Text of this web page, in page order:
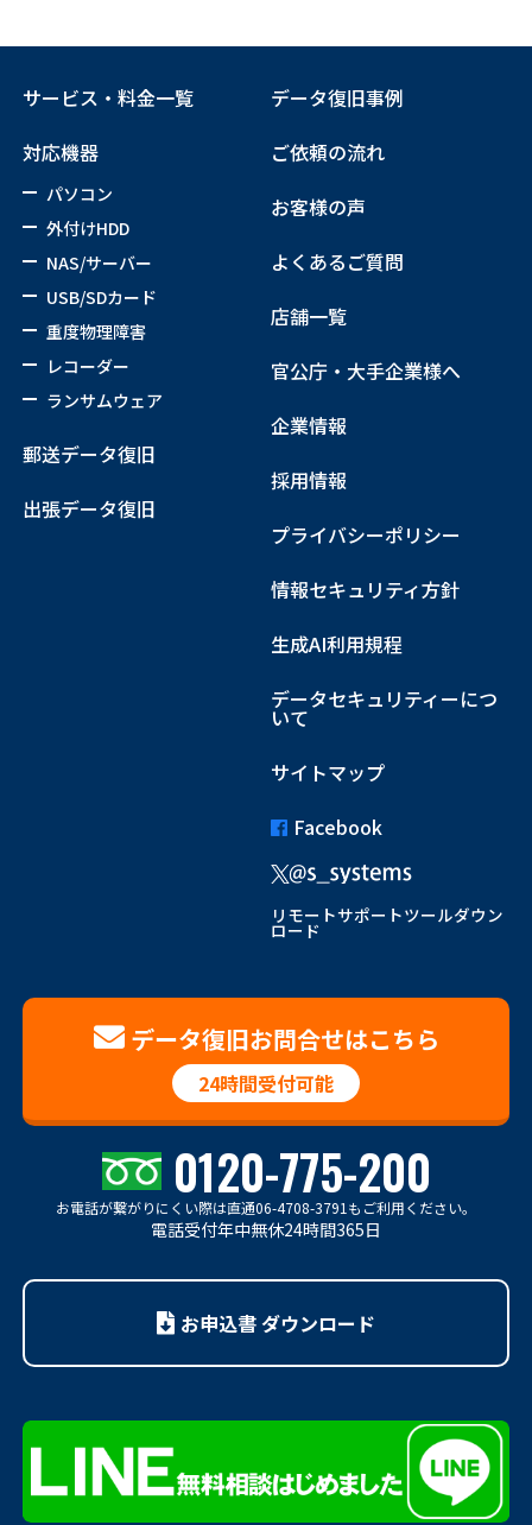
サービス・料金一覧
対応機器
パソコン
外付けHDD
NAS/サーバー
USB/SDカード
重度物理障害
レコーダー
ランサムウェア
郵送データ復旧
出張データ復旧
データ復旧事例
ご依頼の流れ
お客様の声
よくあるご質問
店舗一覧
官公庁・大手企業様へ
企業情報
採用情報
プライバシーポリシー
情報セキュリティ方針
生成AI利用規程
データセキュリティーにつ
いて
サイトマップ
Facebook
リモートサポートツールダウン
ロード
データ復旧お問合せはこちら
24時間受付可能
0120-775-200
お電話が繋がりにくい際は直通06-4708-3791もご利用ください。
電話受付年中無休24時間365日
お申込書 ダウンロード